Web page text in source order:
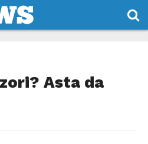
Asta da